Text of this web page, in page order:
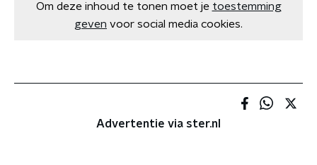
Om deze inhoud te tonen moet je toestemming
geven voor social media cookies.
Advertentie via ster.nl